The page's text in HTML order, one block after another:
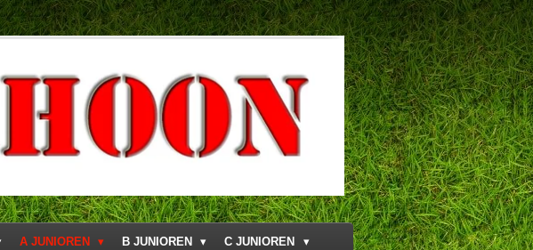
A JUNIOREN B JUNIOREN
C JUNIOREN